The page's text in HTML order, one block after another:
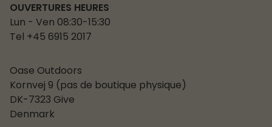
OUVERTURES HEURES
Lun - Ven 08:30-15:30
Tel +45 6915 2017
Oase Outdoors
Kornvej 9 (pas de boutique physique)
DK-7323 Give
Denmark